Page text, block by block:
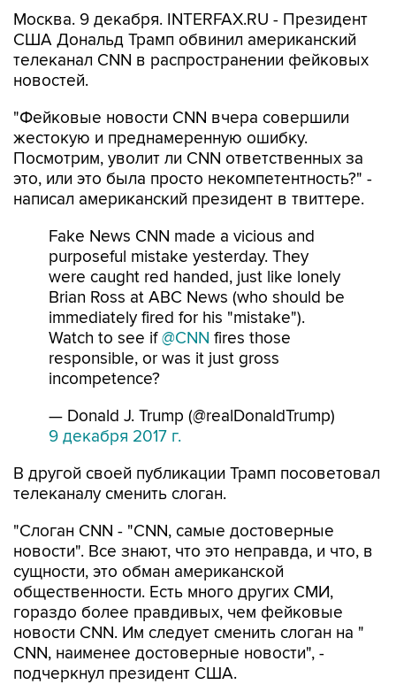
Москва. 9 декабря. INTERFAX.RU - Президент
США Дональд Трамп обвинил американский
телеканал CNN в распространении фейковых
новостей.
"Фейковые новости CNN вчера совершили
жестокую и преднамеренную ошибку.
Посмотрим, уволит ли CNN ответственных за
это, или это была просто некомпетентность?" -
написал американский президент в твиттере.
Fake News CNN made a vicious and
purposeful mistake yesterday. They
were caught red handed, just like lonely
Brian Ross at ABC News (who should be
immediately fired for his "mistake").
Watch to see if@CNN fires those
responsible, or was it just gross
incompetence?
— Donald J. Trump (@realDonaldTrump)
9 декабря 2017 г.
В другой своей публикации Трамп посоветовал
телеканалу сменить слоган.
"Слоган CNN - "CNN, самые достоверные
новости". Все знают, что это неправда, и что, в
сущности, это обман американской
общественности. Есть много других СМИ,
гораздо более правдивых, чем фейковые
новости CNN. Им следует сменить слоган на "
CNN, наименее достоверные новости", -
подчеркнул президент США.